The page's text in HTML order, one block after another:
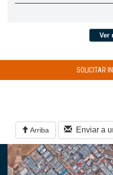
Ver
SOLICITAR
Arriba Enviar a